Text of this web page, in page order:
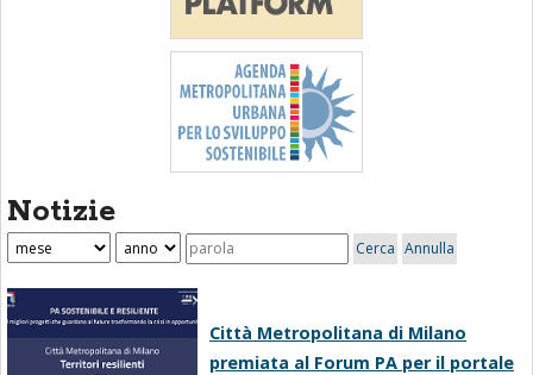
Notizie
Città Metropolitana di Milano
premiata al Forum PA per il portale